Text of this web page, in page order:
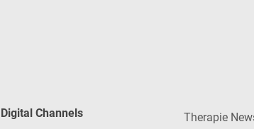
Digital Channels
Therapie